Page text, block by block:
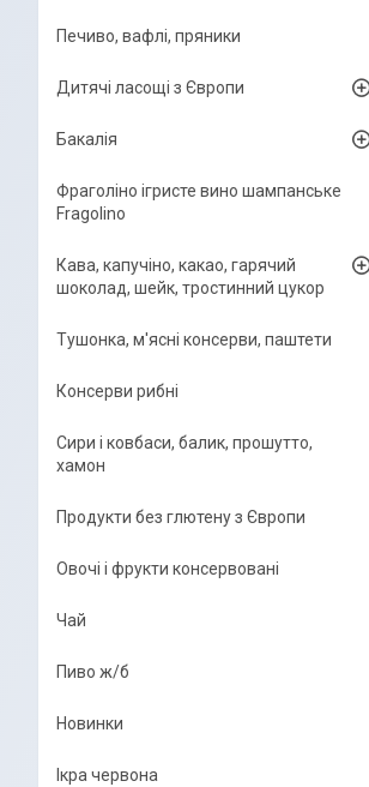
Печиво, вафлі, пряники
Дитячі ласощі з Європи
Бакалія
Фраголіно ігристе вино шампанське
Fragolino
Кава, капучіно, какао, гарячий
шоколад, шейк, тростинний цукор
Тушонка, м'ясні консерви, паштети
Консерви рибні
Сири і ковбаси, балик, прошутто,
хамон
Продукти без глютену з Європи
Овочі і фрукти консервовані
Чай
Пиво ж/б
Новинки
Ікра червона